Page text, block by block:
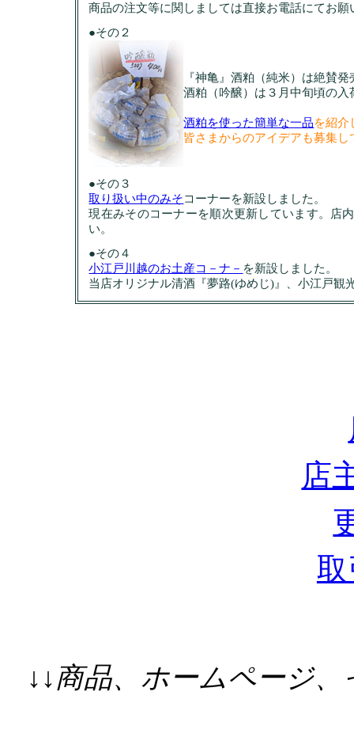
商品の注文等に関しましては直接お電話にてお願
●その２
『神亀』酒粕（純米）は絶賛
酒粕（吟醸）は３月中旬頃の
酒粕を使った簡単な一品を紹介
皆さまからのアイデアも募集し
●その３
取り扱い中のみそコーナーを新設しました。
現在みそのコーナーを順次更新しています。店
い。
●その４
小江戸川越のお土産コ－ナ－ を新設しました。
当店オリジナル清酒『夢路(ゆめじ)』、小江戸観
店
↓↓商品、ホームページ